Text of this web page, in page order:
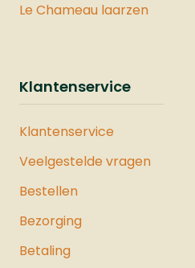
Le Chameau laarzen
Klantenservice
Klantenservice
Veelgestelde vragen
Bestellen
Bezorging
Betaling